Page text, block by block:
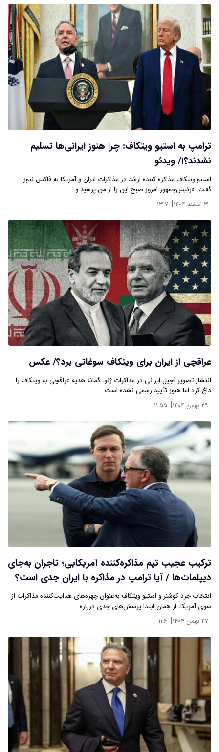
ترامپ به استیو ویتکاف: چرا هنوز ایرانی‌ها تسلیم
نشدند؟!/ ویدئو
استیو ویتکاف مذاکره کننده ارشد در مذاکرات ایران و آمریکا به فاکس نیوز
گفت: «رئیس‌جمهور امروز صبح این را از من پرسید و…
۳ اسفند ۱۴۰۴ | ۱۳:۷
عراقچی از ایران برای ویتکاف سوغاتی برد؟/ عکس
انتشار تصویر آجیل ایرانی در مذاکرات ژنو، گمانه هدیه عراقچی به ویتکاف را
داغ کرد اما هنوز تأیید رسمی نشده است.
۲۹ بهمن ۱۴۰۴ | ۱۱:۵۵
ترکیب عجیب تیم مذاکره‌کننده آمریکایی؛ تاجران به‌جای
دیپلمات‌ها / آیا ترامپ در مذاکره با ایران جدی است؟
انتخاب جرد کوشنر و استیو ویتکاف به‌عنوان چهره‌های هدایت‌کننده مذاکرات از
سوی آمریکا، از همان ابتدا پرسش‌های جدی درباره…
۲۷ بهمن ۱۴۰۴ | ۱۱:۶